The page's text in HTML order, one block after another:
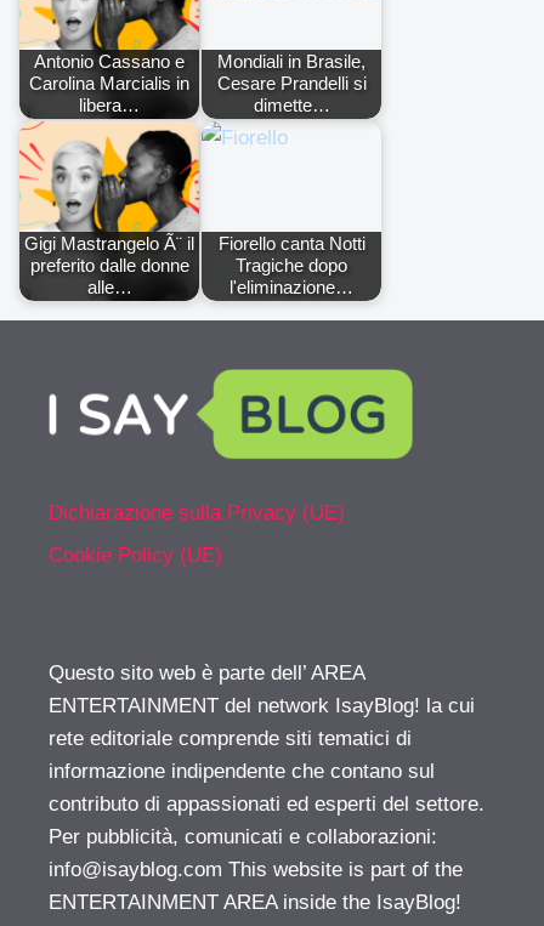
Antonio Cassano e
Carolina Marcialis in
libera…
Mondiali in Brasile,
Cesare Prandelli si
dimette…
Gigi Mastrangelo Ã¨ il
preferito dalle donne
alle…
Fiorello canta Notti
Tragiche dopo
l'eliminazione…
Dichiarazione sulla Privacy (UE)
Cookie Policy (UE)
Questo sito web è parte dell’ AREA
ENTERTAINMENT del network IsayBlog! la cui
rete editoriale comprende siti tematici di
informazione indipendente che contano sul
contributo di appassionati ed esperti del settore.
Per pubblicità, comunicati e collaborazioni:
info@isayblog.com This website is part of the
ENTERTAINMENT AREA inside the IsayBlog!